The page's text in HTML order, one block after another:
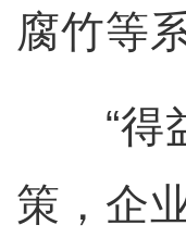
腐竹等
“得益
策，企